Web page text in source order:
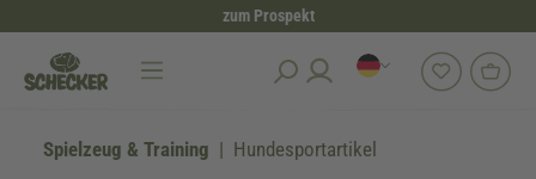
zum Prospekt
Spielzeug & Training Hundesportartikel